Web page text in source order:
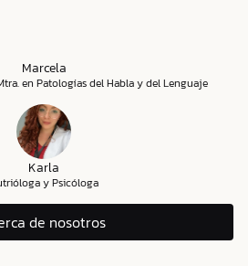
Marcela
en Patologías del Habla y del Lenguaje
Karla
y Psicóloga
de nosotros